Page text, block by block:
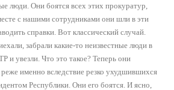
люди. Они боятся всех этих прокуратур,
с нашими сотрудниками они шли в эти
справки. Вот классический случай.
забрали какие-то неизвестные люди в
и увезли. Что это такое? Теперь они
именно вследствие резко ухудшившихся
Республики. Они его боятся. И ясно,